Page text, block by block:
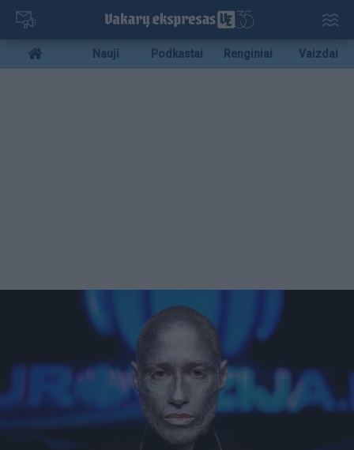
Pereiti
pagrindinį
turinį
Mobile
menu
Nauji Podkastai Renginiai Vaizdai